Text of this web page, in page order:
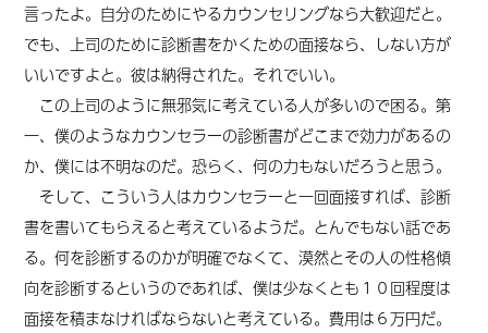
言ったよ。自分のためにやるカウンセリングなら大歓迎だと。
でも、上司のために診断書をかくための面接なら、しない方が
いいですよと。彼は納得された。それでいい。
この上司のように無邪気に考えている人が多いので困る。第
一、僕のようなカウンセラーの診断書がどこまで効力があるの
か、僕には不明なのだ。恐らく、何の力もないだろうと思う。
そして、こういう人はカウンセラーと一回面接すれば、診断
書を書いてもらえると考えているようだ。とんでもない話であ
る。何を診断するのかが明確でなくて、漠然とその人の性格傾
向を診断するというのであれば、僕は少なくとも１０回程度は
面接を積まなければならないと考えている。費用は６万円だ。